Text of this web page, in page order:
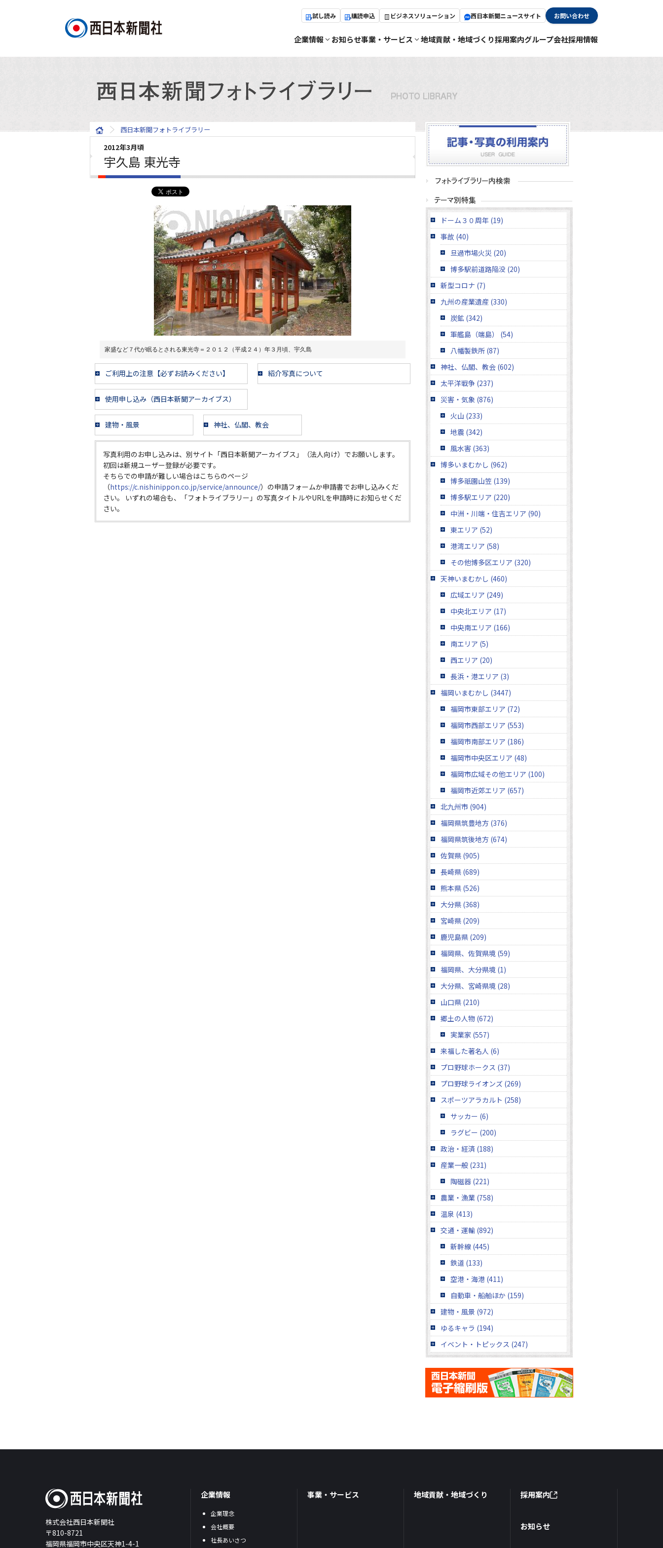
試し読み 購読申込 ビジネスソリューション 西日本新聞ニュースサイト お問い合わせ
企業情報 お知らせ事業・サービス 地域貢献・地域づくり採用案内グループ会社採用情報
西日本新聞フォトライブラリー
2012年3月頃
宇久島 東光寺
家盛など７代が眠るとされる東光寺＝２０１２（平成２４）年３月頃、宇久島
ご利用上の注意【必ずお読みください】 紹介写真について
使用申し込み（西日本新聞アーカイブス）
建物・風景 神社、仏閣、教会
写真利用のお申し込みは、別サイト「西日本新聞アーカイブス」（法人向け）でお願いします。
初回は新規ユーザー登録が必要です。
そちらでの申請が難しい場合はこちらのページ
（https://c.nishinippon.co.jp/service/announce/）の申請フォームか申請書でお申し込みくだ
さい。 いずれの場合も、「フォトライブラリー」の写真タイトルやURLを申請時にお知らせくだ
さい。
ドーム３０周年 (19)
事故 (40)
旦過市場火災 (20)
博多駅前道路陥没 (20)
新型コロナ (7)
九州の産業遺産 (330)
炭鉱 (342)
軍艦島（端島） (54)
八幡製鉄所 (87)
神社、仏閣、教会 (602)
太平洋戦争 (237)
災害・気象 (876)
火山 (233)
地震 (342)
風水害 (363)
博多いまむかし (962)
博多祇園山笠 (139)
博多駅エリア (220)
中洲・川端・住吉エリア (90)
東エリア (52)
港湾エリア (58)
その他博多区エリア (320)
天神いまむかし (460)
広域エリア (249)
中央北エリア (17)
中央南エリア (166)
南エリア (5)
西エリア (20)
長浜・港エリア (3)
福岡いまむかし (3447)
福岡市東部エリア (72)
福岡市西部エリア (553)
福岡市南部エリア (186)
福岡市中央区エリア (48)
福岡市広域その他エリア (100)
福岡市近郊エリア (657)
北九州市 (904)
福岡県筑豊地方 (376)
福岡県筑後地方 (674)
佐賀県 (905)
長崎県 (689)
熊本県 (526)
大分県 (368)
宮崎県 (209)
鹿児島県 (209)
福岡県、佐賀県境 (59)
福岡県、大分県境 (1)
大分県、宮崎県境 (28)
山口県 (210)
郷土の人物 (672)
実業家 (557)
来福した著名人 (6)
プロ野球ホークス (37)
プロ野球ライオンズ (269)
スポーツアラカルト (258)
サッカー (6)
ラグビー (200)
政治・経済 (188)
産業一般 (231)
陶磁器 (221)
農業・漁業 (758)
温泉 (413)
交通・運輸 (892)
新幹線 (445)
鉄道 (133)
空港・海港 (411)
自動車・船舶ほか (159)
建物・風景 (972)
ゆるキャラ (194)
イベント・トピックス (247)
株式会社西日本新聞社
〒810-8721
福岡県福岡市中央区天神1-4-1
企業情報
企業理念
会社概要
社長あいさつ
事業・サービス 地域貢献・地域づくり 採用案内
お知らせ